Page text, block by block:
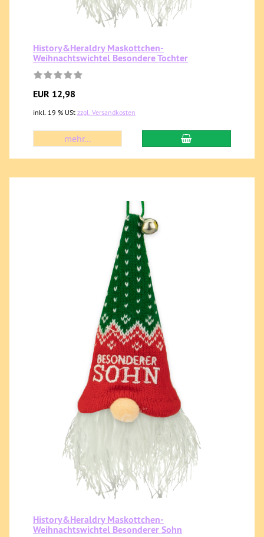
History&Heraldry Maskottchen-
Weihnachtswichtel Besondere Tochter
EUR 12,98
inkl. 19 % USt zzgl. Versandkosten
mehr...
History&Heraldry Maskottchen-
Weihnachtswichtel Besonderer Sohn